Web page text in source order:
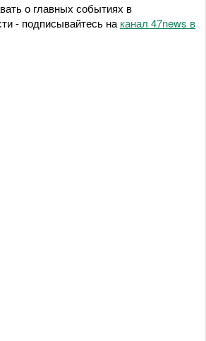
о главных событиях в
- подписывайтесь на канал 47news в